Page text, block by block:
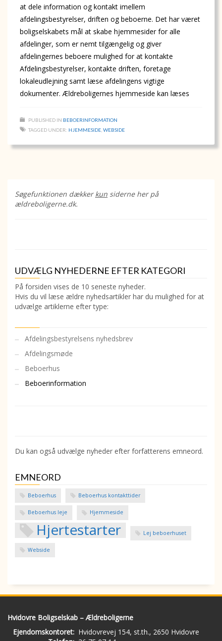
at dele information og kontakt imellem
afdelingsbestyrelser, driften og beboerne. Det har været
boligselskabets mål at skabe hjemmesider for alle
afdelinger, som er nemt tilgængelig og giver
afdelingernes beboere mulighed for at kontakte
Afdelingsbestyrelser, kontakte driften, foretage
lokaleudlejning samt læse afdelingens vigtige
dokumenter. Ældreboligernes hjemmeside kan læses
PUBLISHED IN BEBOERINFORMATION
TAGGED UNDER: HJEMMESIDE WEBSIDE
Søgefunktionen dækkerkun siderne her på
ældreboligerne.dk.
UDVÆLG NYHEDERNE EFTER KATEGORI
På forsiden vises de 10 seneste nyheder.
Hvis du vil læse ældre nyhedsartikler har du mulighed for at
udvælge artiklerne efter type:
Afdelingsbestyrelsens nyhedsbrev
Afdelingsmøde
Beboerhus
Beboerinformation
Du kan også udvælge nyheder efter forfatterens emneord.
EMNEORD
Beboerhus Beboerhus kontakttider
Beboerhus leje Hjemmeside
Hjertestarter Lej beboerhuset
Webside
Hvidovre Boligselskab – Ældreboligerne
Ejendomskontoret: Hvidovrevej 154, st.th., 2650 Hvidovre